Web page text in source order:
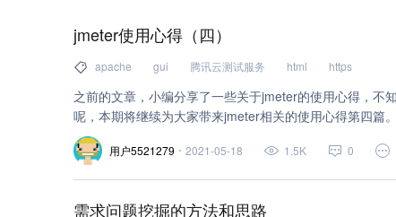
网络安全 (31)
uml (28)
自动化测试 (24)
网站 (23) 打包 (21)
ide (18)
单元测试 (18) sql (17) 文件存储 (17)
数据库 (15)
git (15) api (13) 自动化 (13)
json (12)
shell (12) xml (11) tcp/ip (11)
jmeter使用心得（四）
apache gui 腾讯云测试服务 html https
之前的文章，小编分享了一些关于jmeter的使用心得，不
呢，本期将继续为大家带来jmeter相关的使用心得第四篇。
用户5521279 2021-05-18 1.5K 0
需求问题挖掘的方法和思路